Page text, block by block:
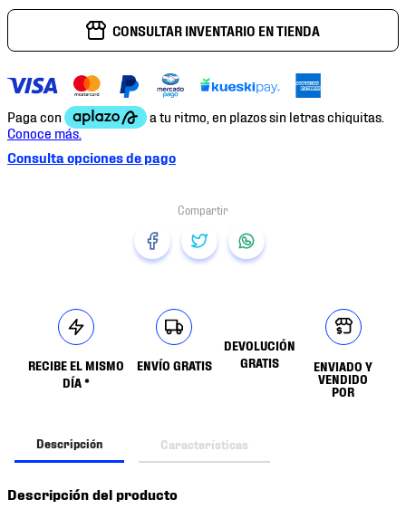
CONSULTAR INVENTARIO EN TIENDA
Consulta opciones de pago
RECIBE EL MISMO
DÍA *
ENVÍO GRATIS
DEVOLUCIÓN
GRATIS
ENVIADO Y
VENDIDO
POR
Descripción Características
Descripción del producto